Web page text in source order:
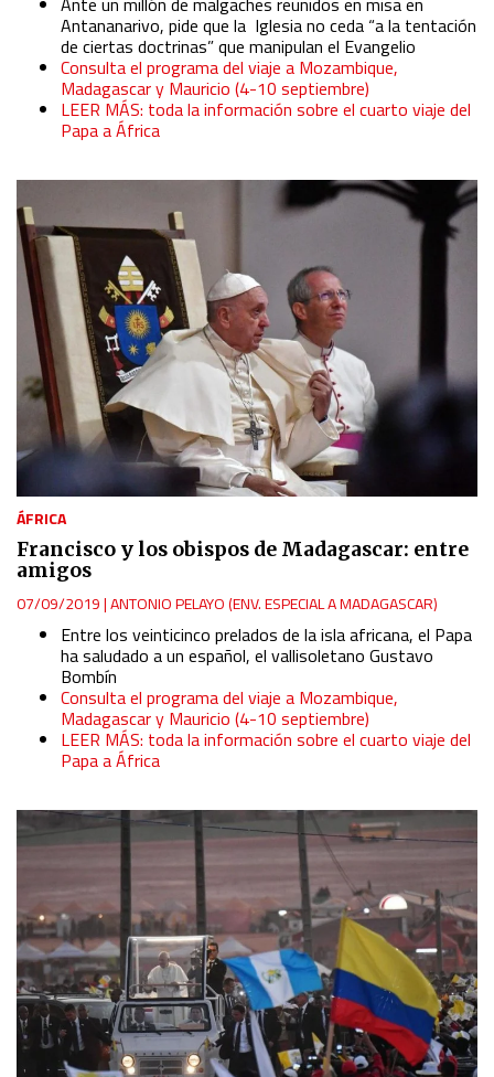
Antananarivo, pide que la Iglesia no ceda “a la tentación
de ciertas doctrinas” que manipulan el Evangelio
Consulta el programa del viaje a Mozambique,
Madagascar y Mauricio (4-10 septiembre)
LEER MÁS: toda la información sobre el cuarto viaje del
Papa a África
ÁFRICA
Francisco y los obispos de Madagascar: entre
amigos
07/09/2019|ANTONIO PELAYO (ENV. ESPECIAL A MADAGASCAR)
Entre los veinticinco prelados de la isla africana, el Papa
ha saludado a un español, el vallisoletano Gustavo
Bombín
Consulta el programa del viaje a Mozambique,
Madagascar y Mauricio (4-10 septiembre)
LEER MÁS: toda la información sobre el cuarto viaje del
Papa a África
Identify devices based on information actively requested
Non-IAB processing purposes:
Essential
Functional
Advertising